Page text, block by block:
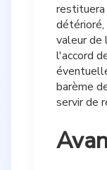
restituera
détérioré,
valeur de
l'accord
barème
servir de